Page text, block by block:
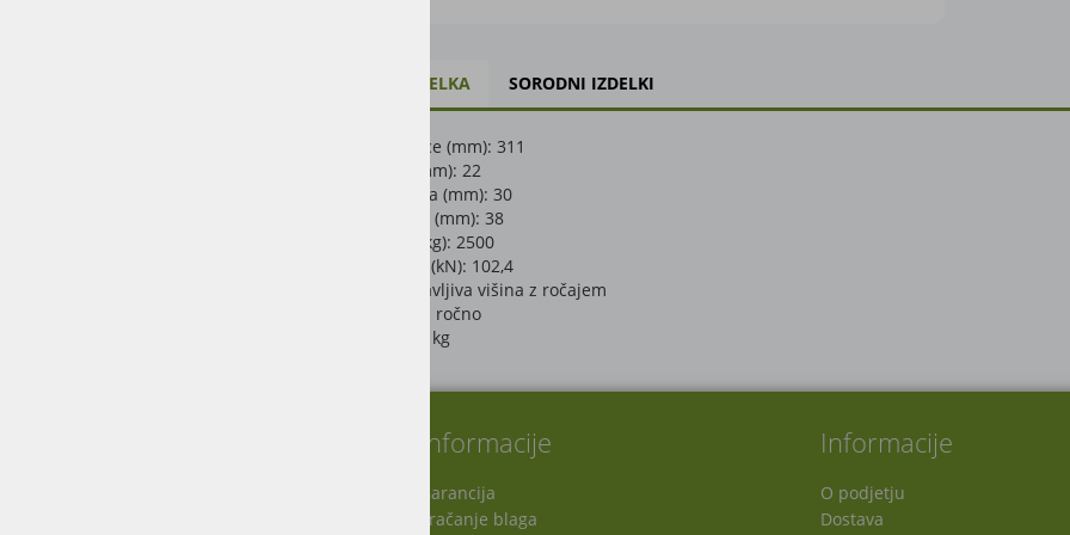
OPIS IZDELKA SORODNI IZDELKI
Širina tirnice (mm): 311
Sornik O (mm): 22
Širina vodila (mm): 30
Spojni vijak (mm): 38
Nosilnost (kg): 2500
D vrednost (kN): 102,4
Opis: Nastavljiva višina z ročajem
Zaklepanje: ročno
Teža: 22,00 kg
Informacije
Garancija
Vračanje blaga
Informacije
O podjetju
Dostava